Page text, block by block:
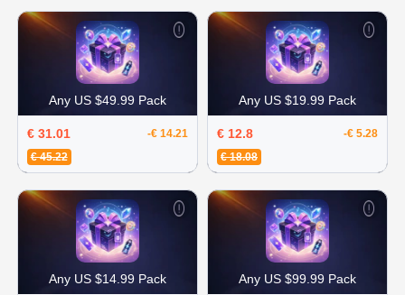
Any US $49.99 Pack
€ 31.01
-€ 14.21
€ 45.22
Any US $19.99 Pack
€ 12.8
-€ 5.28
€ 18.08
Any US $14.99 Pack Any US $99.99 Pack